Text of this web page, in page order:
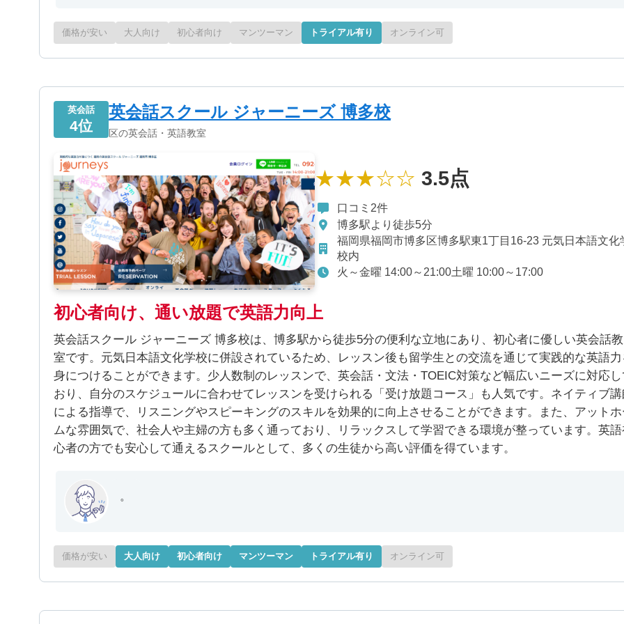
価格が安い 大人向け 初心者向け マンツーマン トライアル有り オンライン可
英会話
4位
英会話スクール ジャーニーズ 博多校
区の英会話・英語教室
★★★☆☆ 3.5点
口コミ2件
博多駅より徒歩5分
福岡県福岡市博多区博多駅東1丁目16-23 元気日本語文化
校内
火～金曜 14:00～21:00土曜 10:00～17:00
初心者向け、通い放題で英語力向上
英会話スクール ジャーニーズ 博多校は、博多駅から徒歩5分の便利な立地にあり、初心者に優しい英会話教
室です。元気日本語文化学校に併設されているため、レッスン後も留学生との交流を通じて実践的な英語
身につけることができます。少人数制のレッスンで、英会話・文法・TOEIC対策など幅広いニーズに対応
おり、自分のスケジュールに合わせてレッスンを受けられる「受け放題コース」も人気です。ネイティブ
による指導で、リスニングやスピーキングのスキルを効果的に向上させることができます。また、アット
ムな雰囲気で、社会人や主婦の方も多く通っており、リラックスして学習できる環境が整っています。英
心者の方でも安心して通えるスクールとして、多くの生徒から高い評価を得ています。
。
価格が安い 大人向け 初心者向け マンツーマン トライアル有り オンライン可